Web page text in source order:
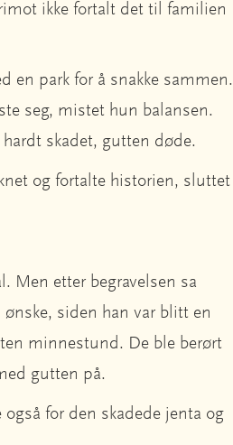
ikke fortalt det til familien
en park for å snakke sammen.
seg, mistet hun balansen.
skadet, gutten døde.
og fortalte historien, sluttet
Men etter begravelsen sa
siden han var blitt en
minnestund. De ble berørt
gutten på.
for den skadede jenta og